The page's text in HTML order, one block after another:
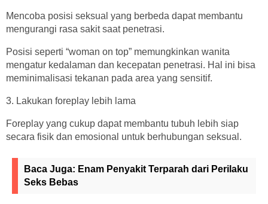
Mencoba posisi seksual yang berbeda dapat membantu
mengurangi rasa sakit saat penetrasi.
Posisi seperti “woman on top” memungkinkan wanita
mengatur kedalaman dan kecepatan penetrasi. Hal ini bisa
meminimalisasi tekanan pada area yang sensitif.
3. Lakukan foreplay lebih lama
Foreplay yang cukup dapat membantu tubuh lebih siap
secara fisik dan emosional untuk berhubungan seksual.
Baca Juga: Enam Penyakit Terparah dari Perilaku
Seks Bebas